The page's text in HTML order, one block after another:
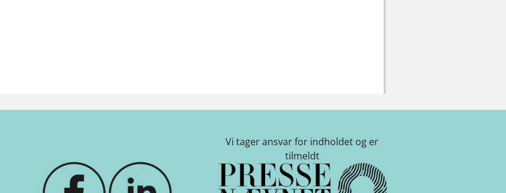
Vi tager ansvar for indholdet og er
tilmeldt